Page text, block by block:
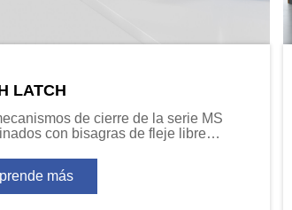
LATCH
de cierre de la serie MS
con bisagras de fleje libre
para los diseños de puertas de sin
más